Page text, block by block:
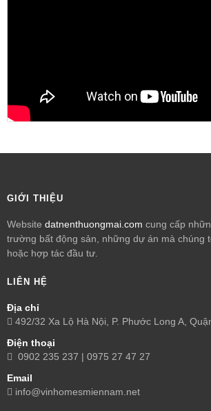
GIỚI THIỆU
Website datnenthuongmai.com cung cấp
trường bất động sản, những dự án mà chúng
hoặc hợp tác đầu tư.
LIÊN HỆ
Địa chỉ
492/32 Xa Lộ Hà Nội, P. Phước Long A,
Điện thoại
0902 235 237 | 0975 27 47 27
Email
info@vinhomesmiennam.net